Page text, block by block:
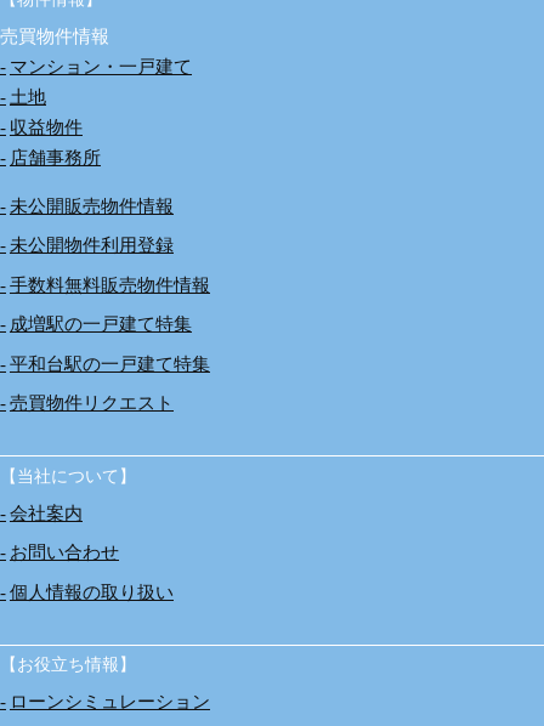
売買物件情報
マンション・一戸建て
土地
収益物件
店舗事務所
未公開販売物件情報
未公開物件利用登録
手数料無料販売物件情報
成増駅の一戸建て特集
平和台駅の一戸建て特集
売買物件リクエスト
【当社について】
会社案内
お問い合わせ
個人情報の取り扱い
【お役立ち情報】
ローンシミュレーション